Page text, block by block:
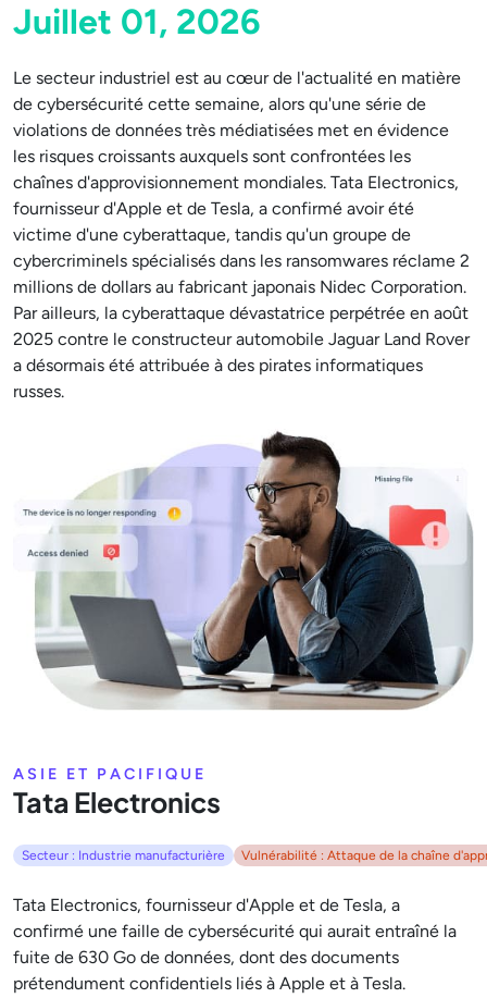
Juillet 01, 2026
Le secteur industriel est au cœur de l'actualité en matière
de cybersécurité cette semaine, alors qu'une série de
violations de données très médiatisées met en évidence
les risques croissants auxquels sont confrontées les
chaînes d'approvisionnement mondiales. Tata Electronics,
fournisseur d'Apple et de Tesla, a confirmé avoir été
victime d'une cyberattaque, tandis qu'un groupe de
cybercriminels spécialisés dans les ransomwares réclame 2
millions de dollars au fabricant japonais Nidec Corporation.
Par ailleurs, la cyberattaque dévastatrice perpétrée en août
2025 contre le constructeur automobile Jaguar Land Rover
a désormais été attribuée à des pirates informatiques
russes.
ASIE ET PACIFIQUE
Tata Electronics
Secteur : Industrie manufacturière Vulnérabilité : Attaque de la chaîne
Tata Electronics, fournisseur d'Apple et de Tesla, a
confirmé une faille de cybersécurité qui aurait entraîné la
fuite de 630 Go de données, dont des documents
prétendument confidentiels liés à Apple et à Tesla.